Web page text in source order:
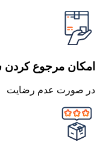
امکان مرجوع
در صورت عدم رضایت